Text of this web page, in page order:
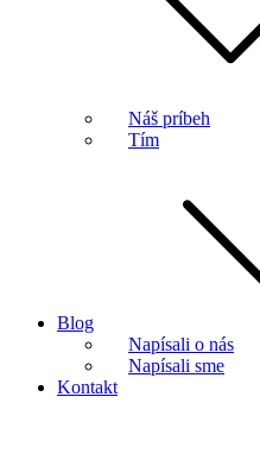
Náš príbeh
Tím
Blog
Napísali o nás
Napísali sme
Kontakt